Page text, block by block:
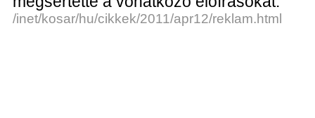
/inet/kosar/hu/cikkek/2011/apr12/reklam.html